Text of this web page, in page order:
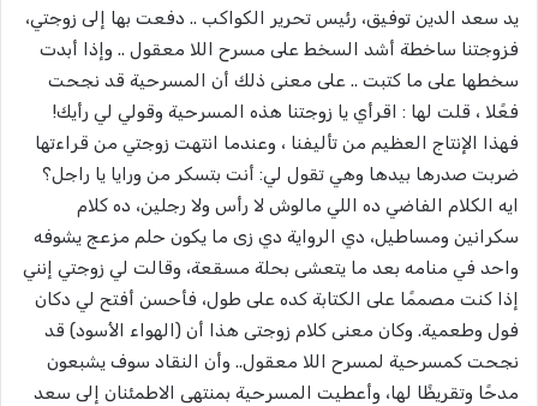
يد سعد الدين توفيق، رئيس تحرير الكواكب .. دفعت بها إلى زوجتي،
فزوجتنا ساخطة أشد السخط على مسرح اللا معقول .. وإذا أبدت
سخطها على ما كتبت .. على معنى ذلك أن المسرحية قد نجحت
فعًلا ، قلت لها : اقرأي يا زوجتنا هذه المسرحية وقولي لي رأيك!
فهذا الإنتاج العظيم من تأليفنا ، وعندما انتهت زوجتي من قراءتها
ضربت صدرها بيدها وهي تقول لي: أنت بتسكر من ورايا يا راجل؟
ايه الكلام الفاضي ده اللي مالوش لا رأس ولا رجلين، ده كلام
سكرانين ومساطيل، دي الرواية دي زى ما يكون حلم مزعج يشوفه
واحد في منامه بعد ما يتعشى بحلة مسقعة، وقالت لي زوجتي إنني
إذا كنت مصممًا على الكتابة كده على طول، فأحسن أفتح لي دكان
فول وطعمية. وكان معنى كلام زوجتى هذا أن (الهواء الأسود) قد
نجحت كمسرحية لمسرح اللا معقول.. وأن النقاد سوف يشبعون
مدحًا وتقريظًا لها، وأعطيت المسرحية بمنتهى الاطمئنان إلى سعد